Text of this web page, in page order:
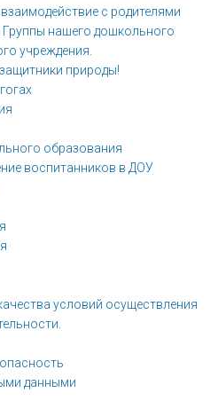
с родителями
Группы нашего дошкольного
учреждения.
природы!
образования
воспитанников в ДОУ
условий осуществления
данными